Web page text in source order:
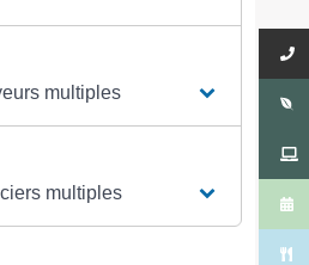
multiples
multiples